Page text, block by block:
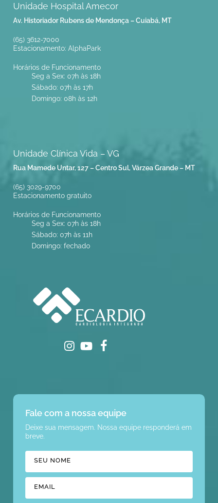
Unidade Hospital Amecor
Av. Historiador Rubens de Mendonça – Cuiabá, MT
(65) 3612-7000
Estacionamento: AlphaPark
Horários de Funcionamento
Seg a Sex: 07h às 18h
Sábado: 07h às 17h
Domingo: 08h às 12h
Unidade Clínica Vida – VG
Rua Mamede Untar, 127 – Centro Sul, Várzea Grande – MT
(65) 3029-9700
Estacionamento gratuito
Horários de Funcionamento
Seg a Sex: 07h às 18h
Sábado: 07h às 11h
Domingo: fechado
ecardiointegrada
@EcardioCardiologiaIntegrada
ecardiocardiologiaintegrada
Fale com a nossa equipe
Deixe sua mensagem. Nossa equipe responderá em
breve.
SEU NOME
EMAIL